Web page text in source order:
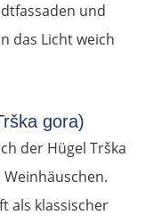
und
das Licht weich
gora)
der Hügel Trška
als klassischer